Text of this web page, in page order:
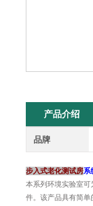
产品介绍
品牌
步入式老化测试房系
本系列环境实验室
件。该产品具有简